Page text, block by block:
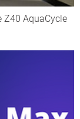
Z40 AquaCycle